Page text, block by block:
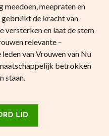
meepraten en
gebruikt de kracht van
versterken en laat de stem
relevante –
van Vrouwen van Nu
betrokken
staan.
LID